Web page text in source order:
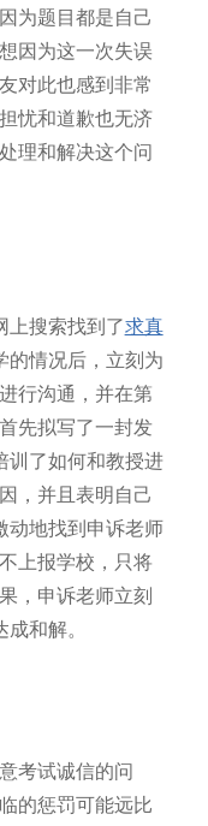
为题目都是自己
因为这一次失误
对此也感到非常
忧和道歉也无济
理和解决这个问
上搜索找到了求真
的情况后，立刻为
行沟通，并在第
先拟写了一封发
训了如何和教授进
，并且表明自己
动地找到申诉老师
上报学校，只将
，申诉老师立刻
和解。
考试诚信的问
的惩罚可能远比